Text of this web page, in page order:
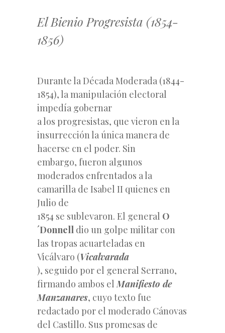
El Bienio Progresista (1854-
1856)
Durante la Década Moderada (1844-
1854), la manipulación electoral
impedía gobernar
a los progresistas, que vieron en la
insurrección la única manera de
hacerse cn el poder. Sin
embargo, fueron algunos
moderados enfrentados a la
camarilla de Isabel II quienes en
Julio de
1854 se sublevaron. El general O
´Donnell dio un golpe militar con
las tropas acuarteladas en
Vicálvaro (Vicalvarada
), seguido por el general Serrano,
firmando ambos elManifiesto de
Manzanares, cuyo texto fue
redactado por el moderado Cánovas
del Castillo. Sus promesas de